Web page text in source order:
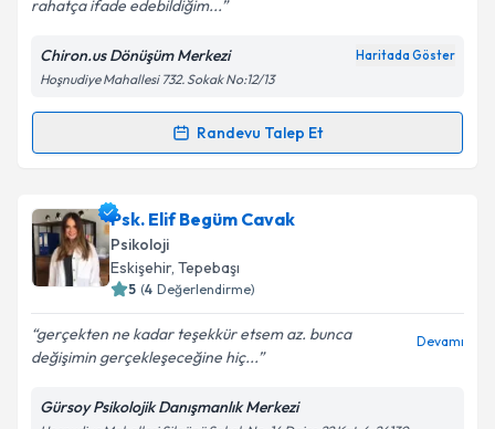
Kişisel verilerimin işlenmesine ilişkin
kapsamda işlenmesini kabul ediyorum.
rahatça ifade edebildiğim...
Chiron.us Dönüşüm Merkezi
Hoşnudiye Mahallesi 732. Sokak No:12/13
Randevu Talep Et
Randevu Takvimi Talebi
Psk. Beliz Yetimiçin randevu takvimi talebi oluşturun.
Size bu uzmandan randevu almanız için bir takvim
hazırlandığında e-posta ile bilgilendireceğiz.
E-posta Adresiniz
Psk. Elif Begüm Cavak
Psikoloji
Eskişehir,Tepebaşı
( Değerlendirme)
gerçekten ne kadar teşekkür etsem az. bunca
değişimin gerçekleşeceğine hiç...
Gürsoy Psikolojik Danışmanlık Merkezi